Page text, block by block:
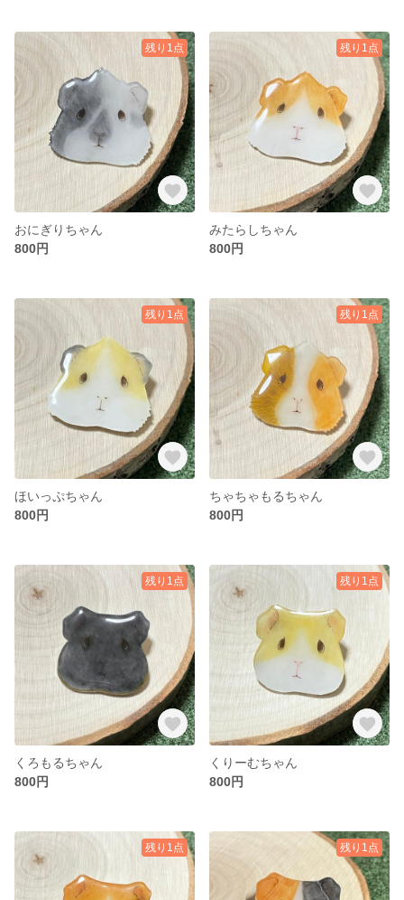
残り1点
おにぎりちゃん
800円
残り1点
みたらしちゃん
800円
残り1点
ほいっぷちゃん
800円
残り1点
ちゃちゃもるちゃん
800円
残り1点
くろもるちゃん
800円
残り1点
くりーむちゃん
800円
残り1点 残り1点